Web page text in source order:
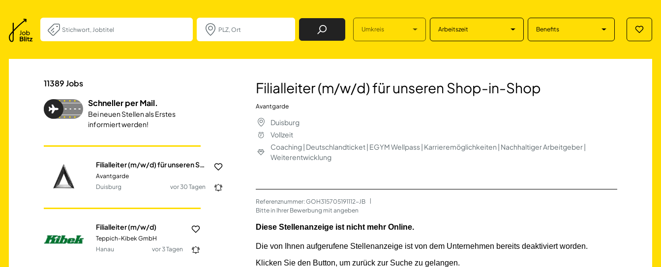
Job Finden Umkreis Arbeitszeit Benefits
Filialleiter (m/w/d) für unseren Shop-in-Shop in
11389Jobs
Schneller per Mail.
Bei neuen Stellen als Erstes
informiert werden!
Filialleiter (m/w/d) für unseren Shop-in-Shop
Avantgarde
Duisburg
vor 30 Tagen
Filialleiter (m/w/d)
Teppich-Kibek GmbH
Hanau
vor 3 Tagen
Filialleiter (m/w/d) für unseren Shop-in-Shop
Avantgarde
Duisburg
Vollzeit
Coaching | Deutschlandticket | EGYM Wellpass | Karrieremöglichkeiten | Nachhaltiger Arbeitgeber |
Weiterentwicklung
Referenznummer: GOH315705191112-JB
Bitte in Ihrer Bewerbung mit angeben